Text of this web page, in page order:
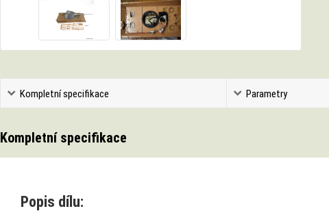
Kompletní specifikace Parametry
Kompletní specifikace
Popis dílu: